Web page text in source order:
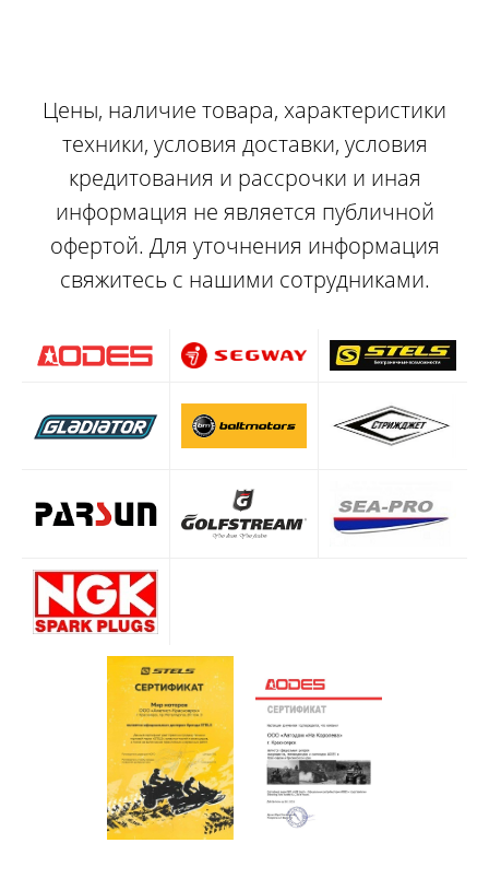
Цены, наличие товара, характеристики
техники, условия доставки, условия
кредитования и рассрочки и иная
информация не является публичной
офертой. Для уточнения информация
свяжитесь с нашими сотрудниками.